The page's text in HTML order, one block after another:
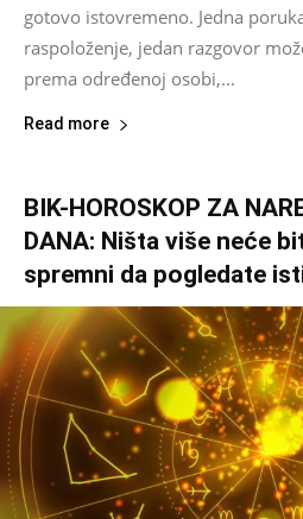
gotovo istovremeno. Jedna
raspoloženje, jedan razgovor
prema određenoj osobi,...
Read more
BIK-HOROSKOP ZA
DANA: Ništa više neće
spremni da pogledate